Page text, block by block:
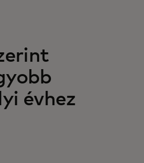
évhez